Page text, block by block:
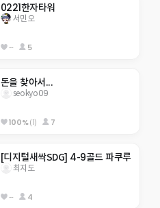
0221한자타워
서민오
-- 5
돈을 찾아서...
seokyo09
100%(1) 7
[디지털새싹SDG] 4-9골드 파쿠루
최지도
-- 4